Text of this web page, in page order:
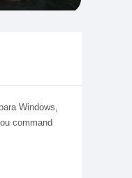
Windows,
command